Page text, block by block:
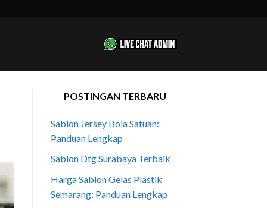
POSTINGAN TERBARU
Sablon Jersey Bola Satuan:
Panduan Lengkap
Sablon Dtg Surabaya Terbaik
Harga Sablon Gelas Plastik
Semarang: Panduan Lengkap